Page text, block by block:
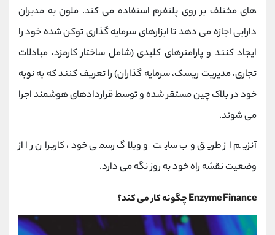
های مختلف بر روی پلتفرم استفاده می کند. ملون به مدیران
دارایی اجازه می دهد تا ابزارهای سرمایه گذاری توکن شده خود را
ایجاد کنند و پارامترهای کلیدی (شامل ساختار کارمزد، مبادلات
تجاری، مدیریت ریسک، سرمایه گذاران) را تعریف کنند که به نوبه
خود در بلاک چین مستقر شده و توسط قراردادهای هوشمند اجرا
می شوند.
آنزیم از طریق وب سایت و وبلاگ رسمی خود، کاربران را از
وضعیت نقشه راه خود به روز نگه می دارد.
Enzyme Finance چگونه کار می کند؟